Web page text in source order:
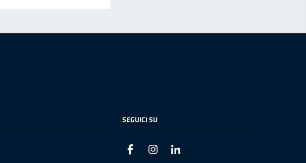
SEGUICI SU
Facebook Instagram